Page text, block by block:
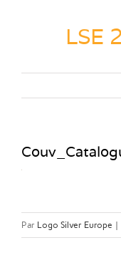
LSE
Par Logo Silver Europe |